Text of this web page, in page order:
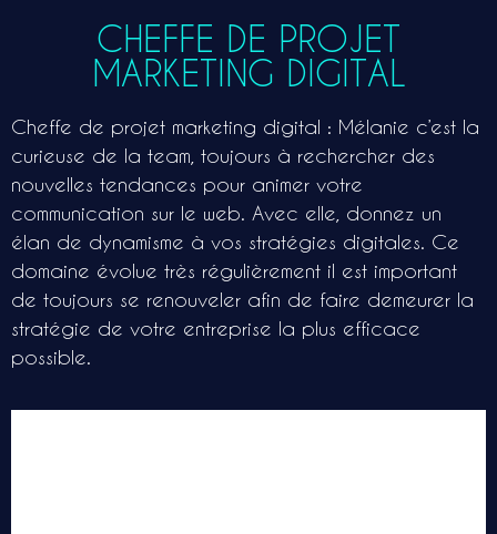
CHEFFE DE PROJET
MARKETING DIGITAL
Cheffe de projet marketing digital : Mélanie c’est la
curieuse de la team, toujours à rechercher des
nouvelles tendances pour animer votre
communication sur le web. Avec elle, donnez un
élan de dynamisme à vos stratégies digitales. Ce
domaine évolue très régulièrement il est important
de toujours se renouveler afin de faire demeurer la
stratégie de votre entreprise la plus efficace
possible.